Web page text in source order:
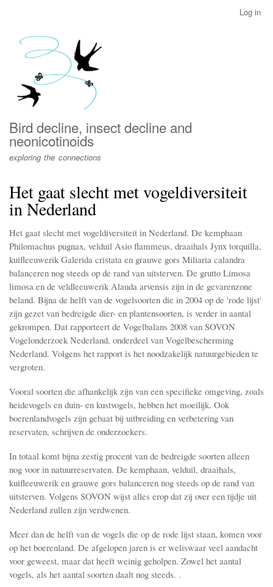
menu
Log in
Bird decline, insect decline and
neonicotinoids
exploring the connections
Het gaat slecht met vogeldiversiteit
in Nederland
Het gaat slecht met vogeldiversiteit in Nederland. De kemphaan
Philomachus pugnax, velduil Asio flammeus, draaihals Jynx torquilla,
kuifleeuwerik Galerida cristata en grauwe gors Miliaria calandra
balanceren nog steeds op de rand van uitsterven. De grutto Limosa
limosa en de veldleeuwerik Alauda arvensis zijn in de gevarenzone
beland. Bijna de helft van de vogelsoorten die in 2004 op de 'rode lijst'
zijn gezet van bedreigde dier- en plantensoorten, is verder in aantal
gekrompen. Dat rapporteert de Vogelbalans 2008 van SOVON
Vogelonderzoek Nederland, onderdeel van Vogelbescherming
Nederland. Volgens het rapport is het noodzakelijk natuurgebieden te
vergroten.
Vooral soorten die afhankelijk zijn van een specifieke omgeving, zoals
heidevogels en duin- en kustvogels, hebben het moeilijk. Ook
boerenlandvogels zijn gebaat bij uitbreiding en verbetering van
reservaten, schrijven de onderzoekers.
In totaal komt bijna zestig procent van de bedreigde soorten alleen
nog voor in natuurreservaten. De kemphaan, velduil, draaihals,
kuifleeuwerik en grauwe gors balanceren nog steeds op de rand van
uitsterven. Volgens SOVON wijst alles erop dat zij over een tijdje uit
Nederland zullen zijn verdwenen.
Meer dan de helft van de vogels die op de rode lijst staan, komen voor
op het boerenland. De afgelopen jaren is er weliswaar veel aandacht
voor geweest, maar dat heeft weinig geholpen. Zowel het aantal
vogels, als het aantal soorten daalt nog steeds. .